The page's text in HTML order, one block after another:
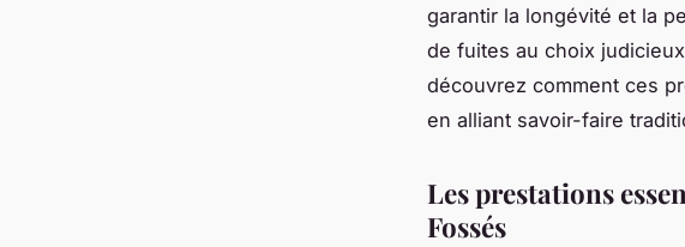
garantir la longévité et la
de fuites au choix
découvrez comment ces
en alliant savoir-faire
Les prestations
Fossés